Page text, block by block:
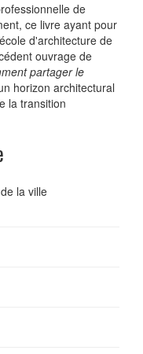
de
ce livre ayant pour
d'architecture de
ouvrage de
partager le
horizon architectural
la transition
la ville